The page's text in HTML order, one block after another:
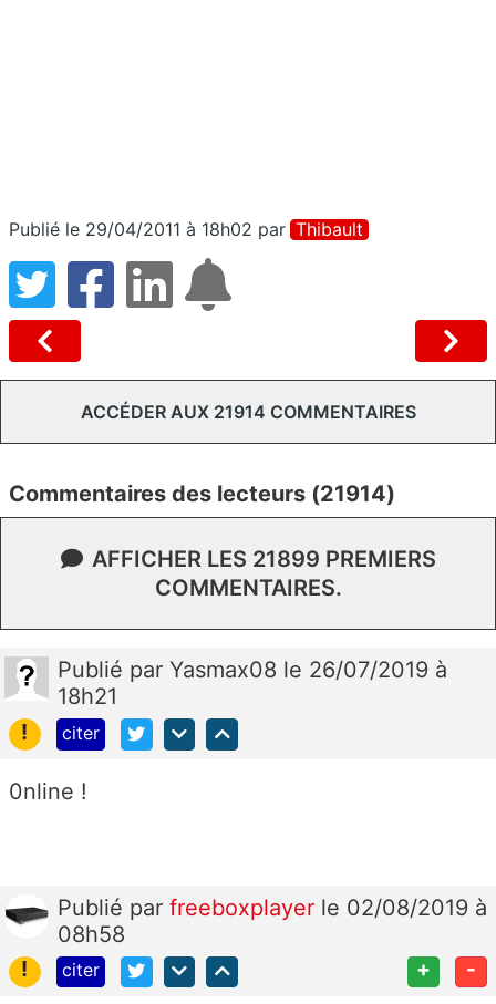
Publié le 29/04/2011 à 18h02 par Thibault
ACCÉDER AUX 21914 COMMENTAIRES
Commentaires des lecteurs (21914)
AFFICHER LES 21899 PREMIERS
COMMENTAIRES.
Publié par Yasmax08 le 26/07/2019 à
18h21
!
citer
0nline !
Publié par freeboxplayer le 02/08/2019 à
08h58
!
citer + -